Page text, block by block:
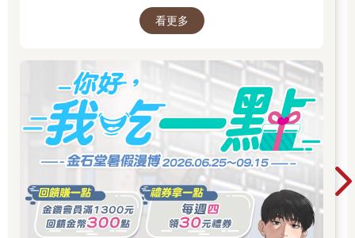
2026/7/23 早上十點開始販售！先領券券再結帳
看更多